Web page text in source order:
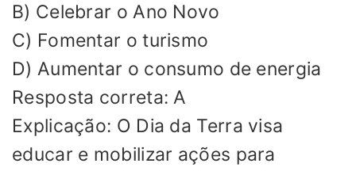
B) Celebrar o Ano Novo
C) Fomentar o turismo
D) Aumentar o consumo de energia
Resposta correta: A
Explicação: O Dia da Terra visa
educar e mobilizar ações para